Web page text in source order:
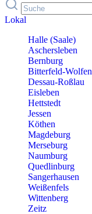
Lokal
Halle (Saale)
Aschersleben
Bernburg
Bitterfeld-Wolfen
Dessau-Roßlau
Eisleben
Hettstedt
Jessen
Köthen
Magdeburg
Merseburg
Naumburg
Quedlinburg
Sangerhausen
Weißenfels
Wittenberg
Zeitz